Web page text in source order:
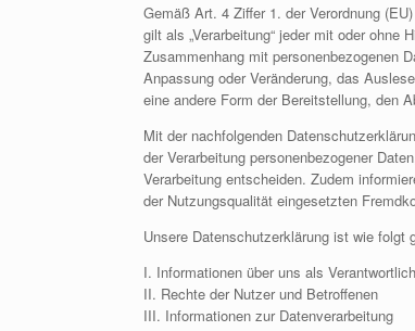
Gemäß Art. 4 Ziffer 1. der Verordnung
gilt als „Verarbeitung“ jeder mit oder ohne
Zusammenhang mit personenbezogenen
Anpassung oder Veränderung, das
eine andere Form der Bereitstellung, den
Mit der nachfolgenden
der Verarbeitung personenbezogener
Verarbeitung entscheiden. Zudem
der Nutzungsqualität eingesetzten
Unsere Datenschutzerklärung ist wie folgt
I. Informationen über uns als
II. Rechte der Nutzer und Betroffenen
III. Informationen zur Datenverarbeitung